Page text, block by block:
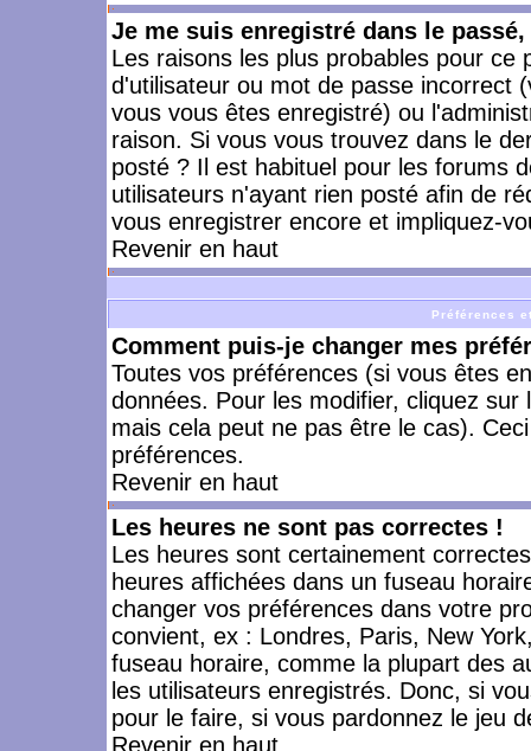
Je me suis enregistré dans le
Les raisons les plus probables pour
d'utilisateur ou mot de passe incorrect
vous vous êtes enregistré) ou
raison. Si vous vous trouvez dans le
posté ? Il est habituel pour les forums
utilisateurs n'ayant rien posté afin de
vous enregistrer encore et impliquez-
Revenir en haut
Préférences
Comment puis-je changer mes
Toutes vos préférences (si vous êtes
données. Pour les modifier, cliquez sur
mais cela peut ne pas être le cas).
préférences.
Revenir en haut
Les heures ne sont pas correctes !
Les heures sont certainement
heures affichées dans un fuseau
changer vos préférences dans votre
convient, ex : Londres, Paris, New
fuseau horaire, comme la plupart des
les utilisateurs enregistrés. Donc, si
pour le faire, si vous pardonnez le jeu
Revenir en haut